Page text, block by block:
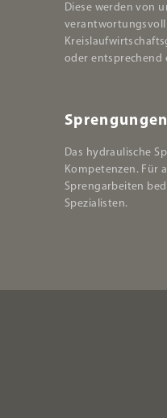
Diese werden von
verantwortungsvoll
oder entsprechend
Sprengungen
Das hydraulische
Kompetenzen. Für
Sprengarbeiten
Spezialisten.